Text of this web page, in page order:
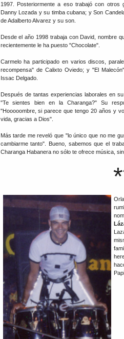
1997. Posteriormente a eso trabajó con
Danny Lozada y su timba cubana; y Son
de Adalberto Alvarez y su son.
Desde el año 1998 trabaja con David, nombre
recientemente le ha puesto "Chocolate".
Carmelo ha participado en varios discos,
recompensa" de Calixto Oviedo; y "El
Issac Delgado.
Después de tantas experiencias laborales en
"Te sientes bien en la Charanga?" Su
"Hooooombre, si parece que tengo 20 años y
vida, gracias a Dios".
Más tarde me reveló que "lo único que no me
cambiarme tanto". Bueno, sabemos que el
Charanga Habanera no sólo te ofrece música,